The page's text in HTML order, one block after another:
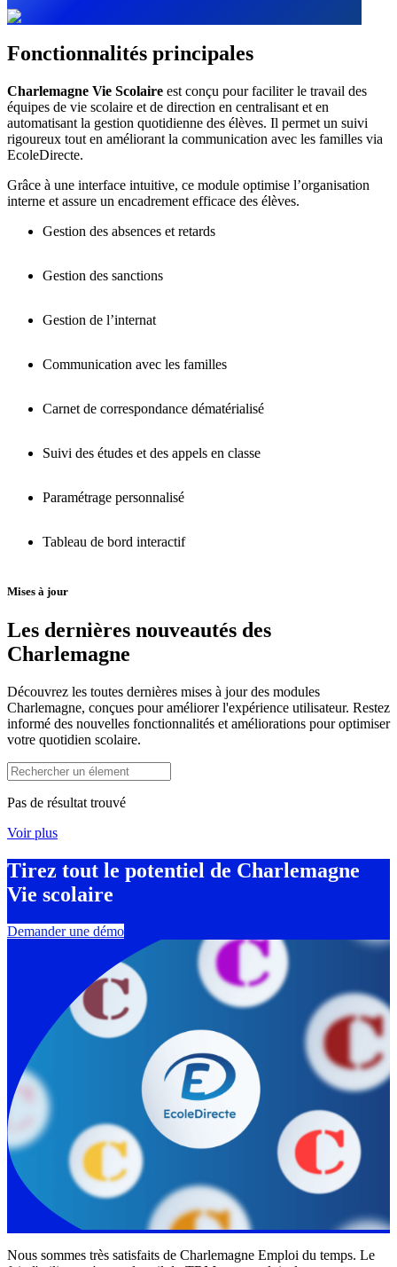
Fonctionnalités principales
Charlemagne Vie Scolaire est conçu pour faciliter le travail des
équipes de vie scolaire et de direction en centralisant et en
automatisant la gestion quotidienne des élèves. Il permet un suivi
rigoureux tout en améliorant la communication avec les familles via
EcoleDirecte.
Grâce à une interface intuitive, ce module optimise l’organisation
interne et assure un encadrement efficace des élèves.
Gestion des absences et retards
Suivi en temps réel
Gestion des sanctions
Gestion de l’internat
Communication avec les familles
Carnet de correspondance dématérialisé
Suivi des études et des appels en classe
Paramétrage personnalisé
Tableau de bord interactif
Mises à jour
Les dernières nouveautés des
Charlemagne
Découvrez les toutes dernières mises à jour des modules
Charlemagne, conçues pour améliorer l'expérience utilisateur. Restez
informé des nouvelles fonctionnalités et améliorations pour optimiser
votre quotidien scolaire.
Pas de résultat trouvé
Voir plus
Tirez tout le potentiel de Charlemagne
Vie scolaire
Demander une démo
Nous sommes très satisfaits de Charlemagne Emploi du temps. Le